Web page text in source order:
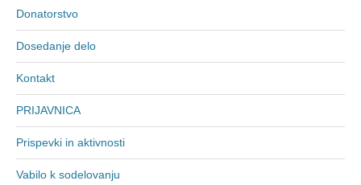
Donatorstvo
Dosedanje delo
Kontakt
PRIJAVNICA
Prispevki in aktivnosti
Vabilo k sodelovanju